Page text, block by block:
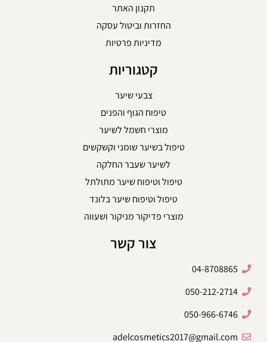
תקנון האתר
החזרות וביטול עסקה
מדיניות פרטיות
קטגוריות
צבעי שיער
טיפוח הגוף והפנים
מוצרי חשמל לשיער
טיפול בשיער שומני וקשקשים
לשיער שעבר החלקה
טיפול וטיפוח שיער מתולתל
טיפול וטיפוח שיער בלונד
מוצרי פדיקור מניקור ושעווה
צור קשר
04-8708865
050-212-2714
050-966-6746
adelcosmetics2017@gmail.com